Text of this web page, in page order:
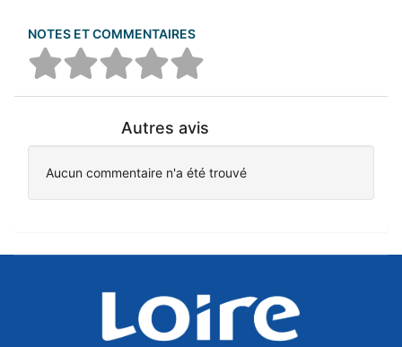
NOTES ET COMMENTAIRES
Autres avis
Aucun commentaire n'a été trouvé